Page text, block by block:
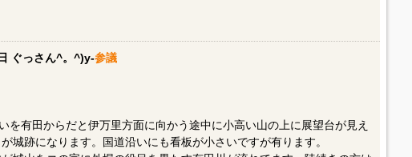
ぐっさん^。^)y-参議
を有田からだと伊万里方面に向かう途中に小高い山の上に展望台が見え
城跡になります。国道沿いにも看板が小さいですが有ります。